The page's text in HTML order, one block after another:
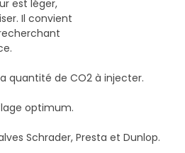
est léger,
Il convient
quantité de CO2 à injecter.
optimum.
Schrader, Presta et Dunlop.